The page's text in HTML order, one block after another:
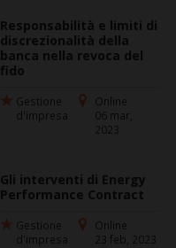
Responsabilità e limiti di
discrezionalità della
banca nella revoca del
fido
Gestione
d'impresa
Online
06 mar,
2023
Gli interventi di Energy
Performance Contract
Gestione
d'impresa
Online
23 feb, 2023